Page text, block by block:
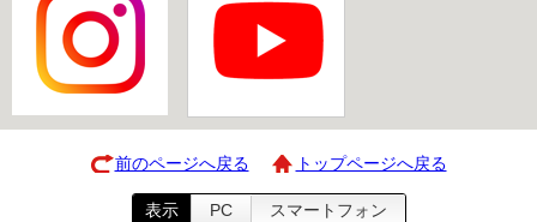
前のページへ戻る トップページへ戻る
表示 PC スマートフォン